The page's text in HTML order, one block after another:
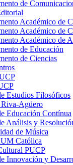
de
Académico de
Académico de
Académico de
de Educación
de Ciencias
Estudios Filosóficos
Agüero
Educación Contínua
Análisis y
de Música
Católica
PUCP
Innovación y